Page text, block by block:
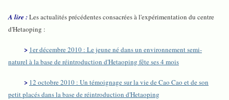
A lire :Les actualités précédentes consacrées à l'expérimentation du centre
d'Hetaoping :
> 1er décembre 2010 : Le jeune né dans un environnement semi-
naturel à la base de réintroduction d'Hetaoping fête ses 4 mois
> 12 octobre 2010 : Un témoignage sur la vie de Cao Cao et de son
petit placés dans la base de réintroduction d'Hetaoping